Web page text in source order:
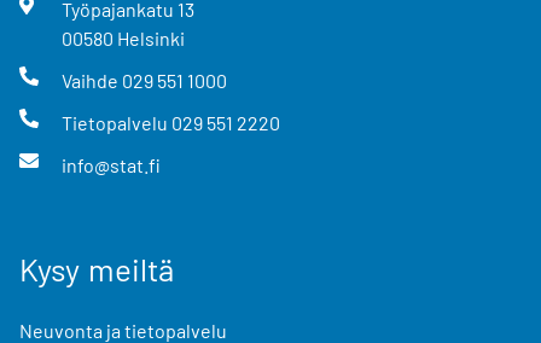
Työpajankatu 13
00580 Helsinki
Vaihde 029 551 1000
Tietopalvelu 029 551 2220
info@stat.fi
Kysy meiltä
Neuvonta ja tietopalvelu